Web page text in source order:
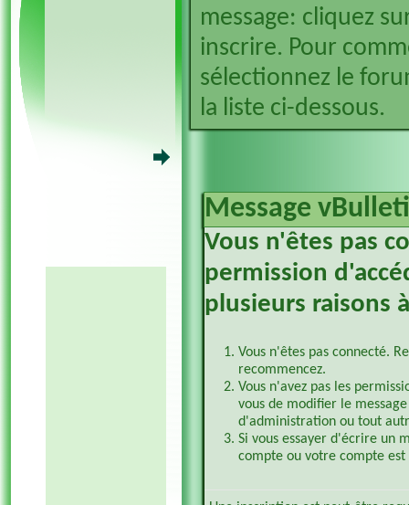
message: cliquez
inscrire. Pour
sélectionnez le
la liste ci-dessous.
Message
Vous n'êtes pas
permission
plusieurs raisons
Vous n'êtes pas connecté.
recommencez.
Vous n'avez pas les
vous de modifier le
d'administration ou tout
Si vous essayer d'écrire un
compte ou votre compte